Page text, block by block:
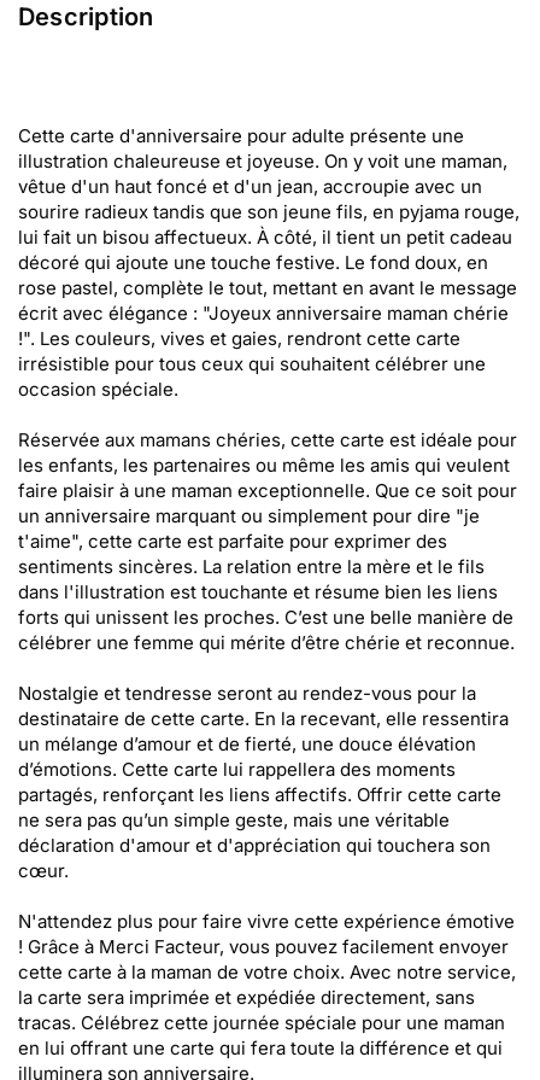
Description
Cette carte d'anniversaire pour adulte présente une
illustration chaleureuse et joyeuse. On y voit une maman,
vêtue d'un haut foncé et d'un jean, accroupie avec un
sourire radieux tandis que son jeune fils, en pyjama rouge,
lui fait un bisou affectueux. À côté, il tient un petit cadeau
décoré qui ajoute une touche festive. Le fond doux, en
rose pastel, complète le tout, mettant en avant le message
écrit avec élégance : "Joyeux anniversaire maman chérie
!". Les couleurs, vives et gaies, rendront cette carte
irrésistible pour tous ceux qui souhaitent célébrer une
occasion spéciale.
Réservée aux mamans chéries, cette carte est idéale pour
les enfants, les partenaires ou même les amis qui veulent
faire plaisir à une maman exceptionnelle. Que ce soit pour
un anniversaire marquant ou simplement pour dire "je
t'aime", cette carte est parfaite pour exprimer des
sentiments sincères. La relation entre la mère et le fils
dans l'illustration est touchante et résume bien les liens
forts qui unissent les proches. C’est une belle manière de
célébrer une femme qui mérite d’être chérie et reconnue.
Nostalgie et tendresse seront au rendez-vous pour la
destinataire de cette carte. En la recevant, elle ressentira
un mélange d’amour et de fierté, une douce élévation
d’émotions. Cette carte lui rappellera des moments
partagés, renforçant les liens affectifs. Offrir cette carte
ne sera pas qu’un simple geste, mais une véritable
déclaration d'amour et d'appréciation qui touchera son
cœur.
N'attendez plus pour faire vivre cette expérience émotive
! Grâce à Merci Facteur, vous pouvez facilement envoyer
cette carte à la maman de votre choix. Avec notre service,
la carte sera imprimée et expédiée directement, sans
tracas. Célébrez cette journée spéciale pour une maman
en lui offrant une carte qui fera toute la différence et qui
illuminera son anniversaire.